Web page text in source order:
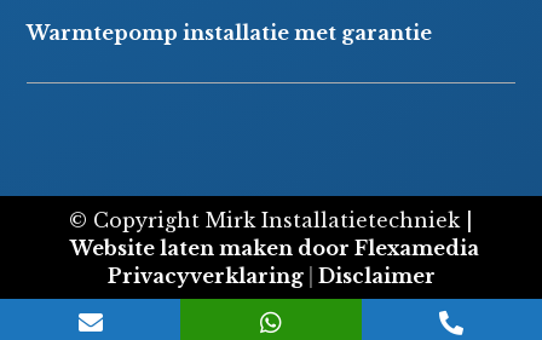
Warmtepomp installatie met garantie
© Copyright Mirk Installatietechniek |
Website laten maken door Flexamedia
Privacyverklaring| Disclaimer
  